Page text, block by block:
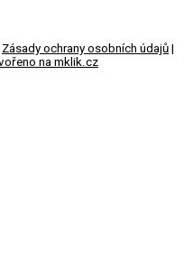
Zásady ochrany osobních údajů |
na mklik.cz